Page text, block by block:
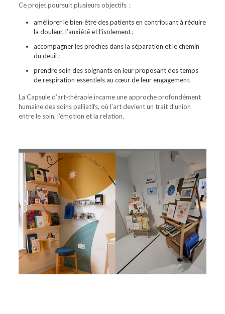
Ce projet poursuit plusieurs objectifs :
améliorer le bien‑être des patients en contribuant à réduire
la douleur, l’anxiété et l’isolement ;
accompagner les proches dans la séparation et le chemin
du deuil ;
prendre soin des soignants en leur proposant des temps
de respiration essentiels au cœur de leur engagement.
La Capsule d’art‑thérapie incarne une approche profondément
humaine des soins palliatifs, où l’art devient un trait d’union
entre le soin, l’émotion et la relation.